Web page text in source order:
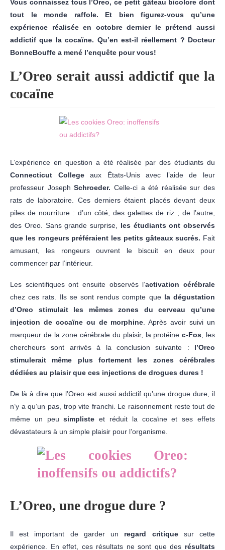
Vous connaissez tous l’Oreo, ce petit gâteau bicolore dont
tout le monde raffole. Et bien figurez-vous qu’une
expérience réalisée en octobre dernier le prétend aussi
addictif que la cocaïne. Qu’en est-il réellement ? Docteur
BonneBouffe a mené l’enquête pour vous!
L’Oreo serait aussi addictif que la
cocaïne
L’expérience en question a été réalisée par des étudiants du
Connecticut Collegeaux États-Unis avec l’aide de leur
professeur JosephSchroeder. Celle-ci a été réalisée sur des
rats de laboratoire. Ces derniers étaient placés devant deux
piles de nourriture : d’un côté, des galettes de riz ; de l’autre,
des Oreo. Sans grande surprise,
les étudiants ont observés
que les rongeurs préféraient les petits gâteaux sucrés. Fait
amusant, les rongeurs ouvrent le biscuit en deux pour
commencer par l’intérieur.
Les scientifiques ont ensuite observés l’activation cérébrale
chez ces rats. Ils se sont rendus compte quela dégustation
d’Oreo stimulait les mêmes zones du cerveau qu’une
injection de cocaïne ou de morphine . Après avoir suivi un
marqueur de la zone cérébrale du plaisir, la protéinec-Fos , les
chercheurs sont arrivés à la conclusion suivante : l’Oreo
stimulerait même plus fortement les zones cérébrales
dédiées au plaisir que ces injections de drogues dures !
De là à dire que l’Oreo est aussi addictif qu’une drogue dure, il
n’y a qu’un pas, trop vite franchi. Le raisonnement reste tout de
même un peusimpliste et réduit la cocaïne et ses effets
dévastateurs à un simple plaisir pour l’organisme.
L’Oreo, une drogue dure ?
Il est important de garder un regard critiquesur cette
expérience. En effet, ces résultats ne sont que des résultats